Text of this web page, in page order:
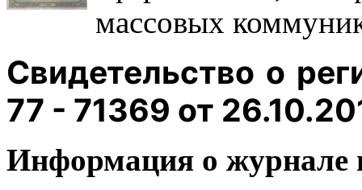
массовых
Свидетельство о
77 - 71369 от
Информация о журнале